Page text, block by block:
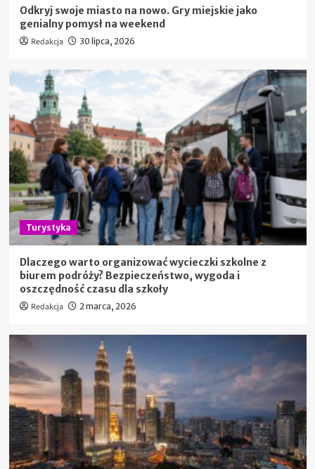
Odkryj swoje miasto na nowo. Gry miejskie jako
genialny pomysł na weekend
Redakcja 30 lipca, 2026
Turystyka
Dlaczego warto organizować wycieczki szkolne z
biurem podróży? Bezpieczeństwo, wygoda i
oszczędność czasu dla szkoły
Redakcja 2 marca, 2026